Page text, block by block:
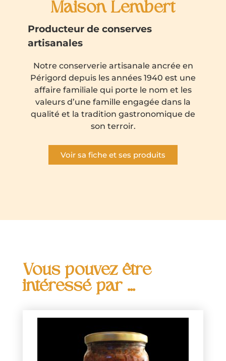
Maison Lembert
Producteur de conserves
artisanales
Notre conserverie artisanale ancrée en
Périgord depuis les années 1940 est une
affaire familiale qui porte le nom et les
valeurs d’une famille engagée dans la
qualité et la tradition gastronomique de
son terroir.
Voir sa fiche et ses produits
Vous pouvez être
intéressé par ...